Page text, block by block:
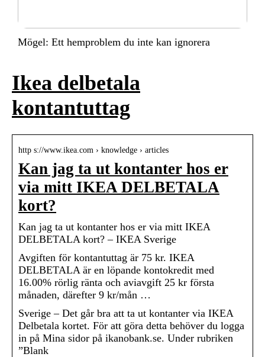
Mögel: Ett hemproblem du inte kan ignorera
Ikea delbetala
kontantuttag
http s://www.ikea.com › knowledge › articles
Kan jag ta ut kontanter hos er
via mitt IKEA DELBETALA
kort?
Kan jag ta ut kontanter hos er via mitt IKEA
DELBETALA kort? – IKEA Sverige
Avgiften för kontantuttag är 75 kr. IKEA
DELBETALA är en löpande kontokredit med
16.00% rörlig ränta och aviavgift 25 kr första
månaden, därefter 9 kr/mån …
Sverige – Det går bra att ta ut kontanter via IKEA
Delbetala kortet. För att göra detta behöver du logga
in på Mina sidor på ikanobank.se. Under rubriken
”Blank